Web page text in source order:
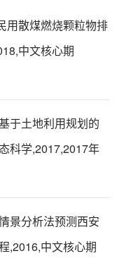
用散煤燃烧颗粒物排
中文核心期
于土地利用规划的
科学,2017,2017年
景分析法预测西安
,2016,中文核心期